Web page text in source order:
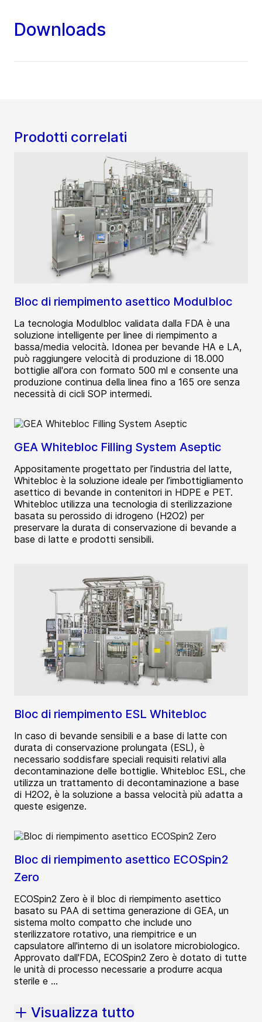
Downloads
Prodotti correlati
Bloc di riempimento asettico Modulbloc
La tecnologia Modulbloc validata dalla FDA è una
soluzione intelligente per linee di riempimento a
bassa/media velocità. Idonea per bevande HA e LA,
può raggiungere velocità di produzione di 18.000
bottiglie all'ora con formato 500 ml e consente una
produzione continua della linea fino a 165 ore senza
necessità di cicli SOP intermedi.
GEA Whitebloc Filling System Aseptic
Appositamente progettato per l’industria del latte,
Whitebloc è la soluzione ideale per l’imbottigliamento
asettico di bevande in contenitori in HDPE e PET.
Whitebloc utilizza una tecnologia di sterilizzazione
basata su perossido di idrogeno (H2O2) per
preservare la durata di conservazione di bevande a
base di latte e prodotti sensibili.
Bloc di riempimento ESL Whitebloc
In caso di bevande sensibili e a base di latte con
durata di conservazione prolungata (ESL), è
necessario soddisfare speciali requisiti relativi alla
decontaminazione delle bottiglie. Whitebloc ESL, che
utilizza un trattamento di decontaminazione a base
di H2O2, è la soluzione a bassa velocità più adatta a
queste esigenze.
Bloc di riempimento asettico ECOSpin2
Zero
ECOSpin2 Zero è il bloc di riempimento asettico
basato su PAA di settima generazione di GEA, un
sistema molto compatto che include uno
sterilizzatore rotativo, una riempitrice e un
capsulatore all'interno di un isolatore microbiologico.
Approvato dall'FDA, ECOSpin2 Zero è dotato di tutte
le unità di processo necessarie a produrre acqua
sterile e ...
Visualizza tutto